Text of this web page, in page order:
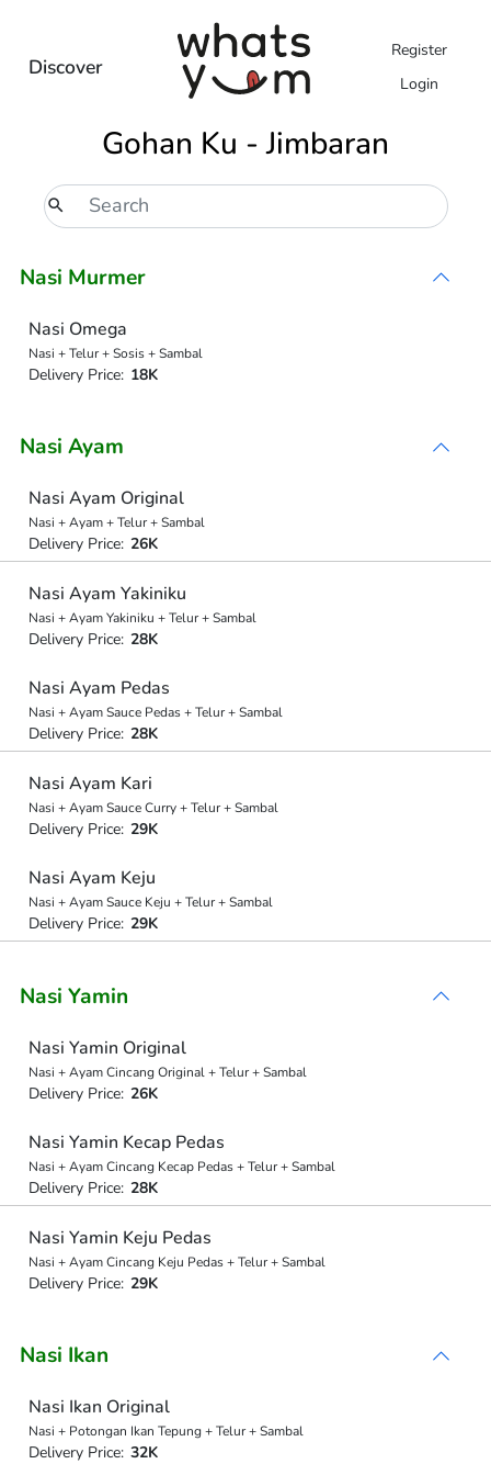
Discover
Register
Login
Gohan Ku - Jimbaran
Nasi Murmer
Nasi Omega
Nasi + Telur + Sosis + Sambal
Delivery Price: 18K
Nasi Ayam
Nasi Ayam Original
Nasi + Ayam + Telur + Sambal
Delivery Price: 26K
Nasi Ayam Yakiniku
Nasi + Ayam Yakiniku + Telur + Sambal
Delivery Price: 28K
Nasi Ayam Pedas
Nasi + Ayam Sauce Pedas + Telur + Sambal
Delivery Price: 28K
Nasi Ayam Kari
Nasi + Ayam Sauce Curry + Telur + Sambal
Delivery Price: 29K
Nasi Ayam Keju
Nasi + Ayam Sauce Keju + Telur + Sambal
Delivery Price: 29K
Nasi Yamin
Nasi Yamin Original
Nasi + Ayam Cincang Original + Telur + Sambal
Delivery Price: 26K
Nasi Yamin Kecap Pedas
Nasi + Ayam Cincang Kecap Pedas + Telur + Sambal
Delivery Price: 28K
Nasi Yamin Keju Pedas
Nasi + Ayam Cincang Keju Pedas + Telur + Sambal
Delivery Price: 29K
Nasi Ikan
Nasi Ikan Original
Nasi + Potongan Ikan Tepung + Telur + Sambal
Delivery Price: 32K